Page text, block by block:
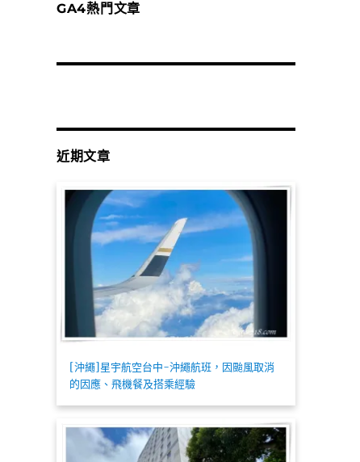
GA4熱門文章
近期文章
[沖繩]星宇航空台中-沖繩航班，因颱風取消
的因應、飛機餐及搭乘經驗